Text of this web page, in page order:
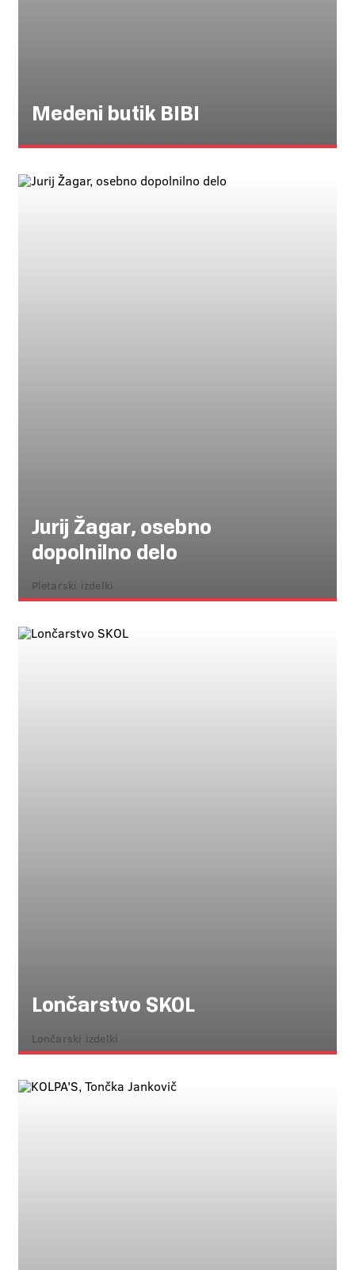
Medeni butik BIBI
Jurij Žagar, osebno
dopolnilno delo
Pletarski izdelki
Lončarstvo SKOL
Lončarski izdelki